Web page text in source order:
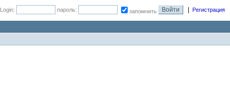
Login: пароль: запомнить Регистрация